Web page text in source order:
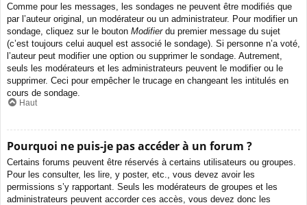
Comme pour les messages, les sondages ne peuvent être modifiés que
par l’auteur original, un modérateur ou un administrateur. Pour modifier un
sondage, cliquez sur le bouton Modifierdu premier message du sujet
(c’est toujours celui auquel est associé le sondage). Si personne n’a voté,
l’auteur peut modifier une option ou supprimer le sondage. Autrement,
seuls les modérateurs et les administrateurs peuvent le modifier ou le
supprimer. Ceci pour empêcher le trucage en changeant les intitulés en
cours de sondage.
Haut
Pourquoi ne puis-je pas accéder à un forum ?
Certains forums peuvent être réservés à certains utilisateurs ou groupes.
Pour les consulter, les lire, y poster, etc., vous devez avoir les
permissions s’y rapportant. Seuls les modérateurs de groupes et les
administrateurs peuvent accorder ces accès, vous devez donc les